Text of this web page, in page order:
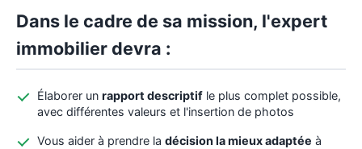
Dans le cadre de sa mission, l'expert
immobilier devra :
Élaborer un rapport descriptif le plus complet possible,
avec différentes valeurs et l'insertion de photos
Vous aider à prendre la décision la mieux adaptée à